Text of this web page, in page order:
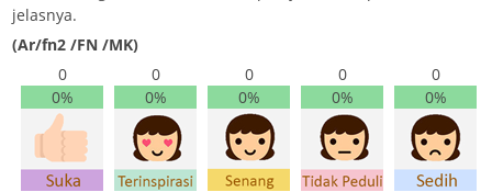
jelasnya.
(Ar/fn2 /FN /MK)
0
0%
0
0%
0
0%
0
0%
0
0%